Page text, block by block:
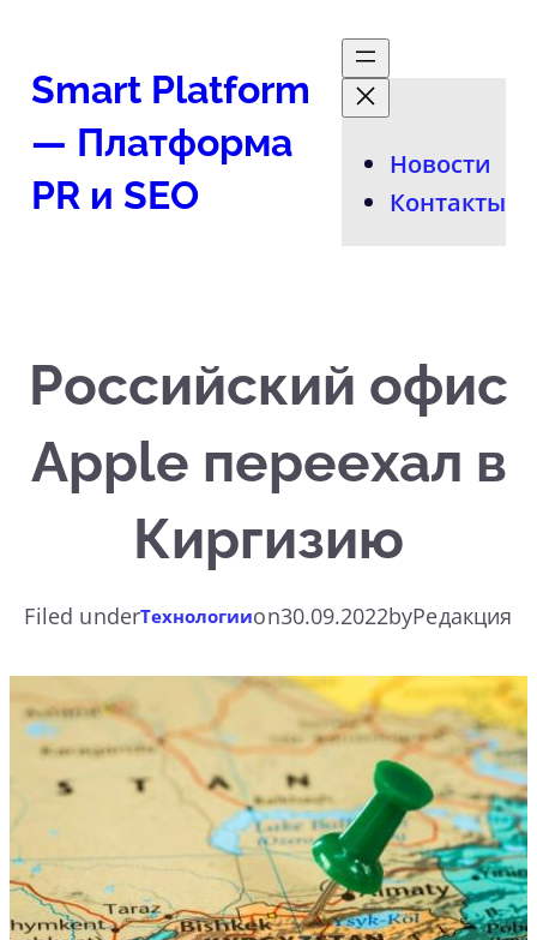
содержимому
Smart Platform
— Платформа
PR и SEO
Новости
Контакты
Российский офис
Apple переехал в
Киргизию
Filed underТехнологииon30.09.2022byРедакция